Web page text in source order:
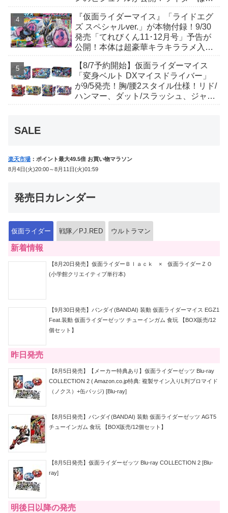
『仮面ライダーマイス』「ライドエグ
ズ スペシャルver.」が本物付録！9/30
発売「てれびくん11･12月号」予告が
公開！本体は超豪華キラキララメ入
音声が！
【8/7予約開始】仮面ライダーマイス
「変身ベルト DXマイスドライバー」
が9/5発売！胸/腰2スタイル仕様！リド/
ハンマー、ダット/スラッシュ、ジャ
SALE
楽天市場 ：ポイント最大49.5倍 お買い物マラソン
8月4日(火)20:00～8月11日(火)01:59
発売日カレンダー
仮面ライダー 戦隊／PJ.RED ウルトラマン
新着情報
【8月20日発売】仮面ライダーＢｌａｃｋ × 仮面ライダーＺＯ
(小学館クリエイティブ単行本)
【9月30日発売】バンダイ(BANDAI) 装動 仮面ライダーマイス EGZ1
Feat.装動 仮面ライダーゼッツ チューインガム 食玩 【BOX販売/12
個セット】
昨日発売
【8月5日発売】【メーカー特典あり】仮面ライダーゼッツ Blu-ray
COLLECTION 2 ( Amazon.co.jp特典: 複製サイン入りL判ブロマイド
（ノクス）+缶バッジ) [Blu-ray]
【8月5日発売】バンダイ(BANDAI) 装動 仮面ライダーゼッツ AGT5
チューインガム 食玩 【BOX販売/12個セット】
【8月5日発売】仮面ライダーゼッツ Blu-ray COLLECTION 2 [Blu-
ray]
明後日以降の発売